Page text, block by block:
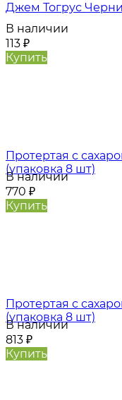
Джем Тогрус
В наличии
113 ₽
Купить
Протертая с
(упаковка 8 шт)
В наличии
770 ₽
Купить
Протертая с
(упаковка 8 шт)
В наличии
813 ₽
Купить